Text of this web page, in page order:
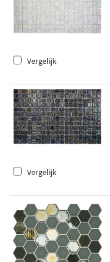
Vergelijk
Vergelijk